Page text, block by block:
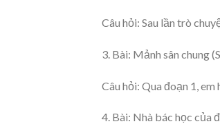
Câu hỏi: Sau lần trò
3. Bài: Mảnh sân chung
Câu hỏi: Qua đoạn 1,
4. Bài: Nhà bác học của